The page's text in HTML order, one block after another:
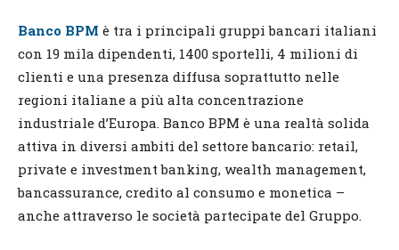
Banco BPM è tra i principali gruppi bancari italiani
con 19 mila dipendenti, 1400 sportelli, 4 milioni di
clienti e una presenza diffusa soprattutto nelle
regioni italiane a più alta concentrazione
industriale d’Europa. Banco BPM è una realtà solida
attiva in diversi ambiti del settore bancario: retail,
private e investment banking, wealth management,
bancassurance, credito al consumo e monetica –
anche attraverso le società partecipate del Gruppo.